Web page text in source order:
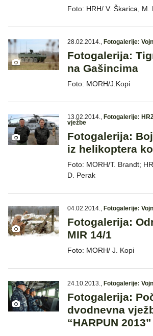
Foto: HRH/ V. Škarica, M.
28.02.2014., Fotogalerije:
Fotogalerija:
na Gašincima
Foto: MORH/J.Kopi
13.02.2014., Fotogalerije:
vježbe
Fotogalerija:
iz helikoptera
Foto: MORH/T. Brandt;
D. Perak
04.02.2014., Fotogalerije:
Fotogalerija:
MIR 14/1
Foto: MORH/ J. Kopi
24.10.2013., Fotogalerije:
Fotogalerija:
dvodnevna
“HARPUN 2013”